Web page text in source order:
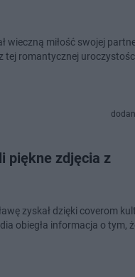
wieczną miłość swojej
tej romantycznej
piękne zdjęcia z
zyskał dzięki coverom
obiegła informacja o tym,